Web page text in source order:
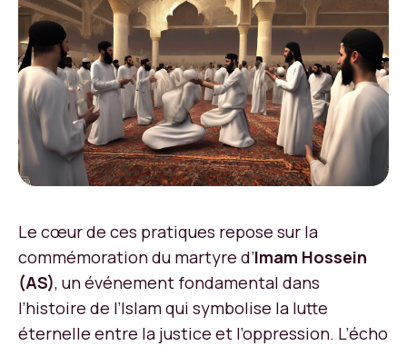
Le cœur de ces pratiques repose sur la
commémoration du martyre d’Imam Hossein
(AS), un événement fondamental dans
l’histoire de l’Islam qui symbolise la lutte
éternelle entre la justice et l’oppression. L’écho